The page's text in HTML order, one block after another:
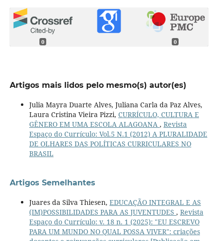
0 0
Artigos mais lidos pelo mesmo(s) autor(es)
Julia Mayra Duarte Alves, Juliana Carla da Paz Alves,
Laura Cristina Vieira Pizzi, CURRÍCULO, CULTURA E
GÊNERO EM UMA ESCOLA ALAGOANA , Revista
Espaço do Currículo: Vol.5 N.1 (2012) A PLURALIDADE
DE OLHARES DAS POLÍTICAS CURRICULARES NO
BRASIL
Artigos Semelhantes
Juares da Silva Thiesen, EDUCAÇÃO INTEGRAL E AS
(IM)POSSIBILIDADES PARA AS JUVENTUDES , Revista
Espaço do Currículo: v. 18 n. 1 (2025): "EU ESCREVO
PARA UM MUNDO NO QUAL POSSA VIVER": criações